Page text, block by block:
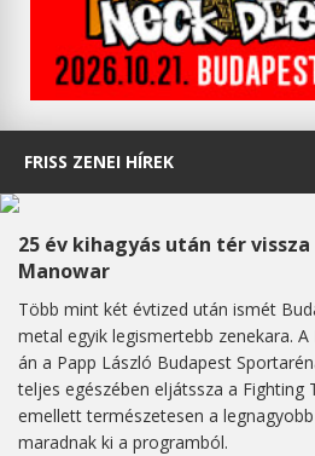
FRISS ZENEI HÍREK
25 év kihagyás után tér
Manowar
Több mint két évtized után ismét
metal egyik legismertebb zenekara.
án a Papp László Budapest
teljes egészében eljátssza a Fighting
emellett természetesen a
maradnak ki a programból.